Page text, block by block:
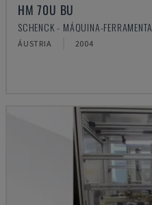
HM 70U BU
SCHENCK - MÁQUINA-FERRAMENTA
ÁUSTRIA 2004